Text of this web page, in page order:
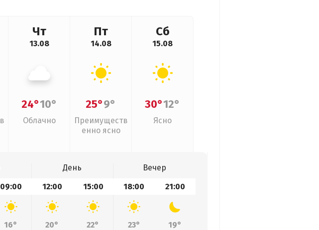
Чт
13.08
24°10°
Облачно
Пт
14.08
25°9°
Преимуществ
енно ясно
Сб
15.08
30°12°
Ясно
День
Вечер
09:00 12:00 15:00 18:00 21:00
16° 20° 22° 23°
19°